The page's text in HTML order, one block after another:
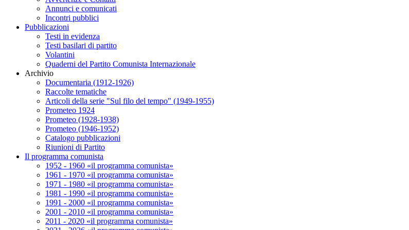
Annunci e comunicati
Incontri pubblici
Pubblicazioni
Testi in evidenza
Testi basilari di partito
Volantini
Quaderni del Partito Comunista Internazionale
Archivio
Documentaria (1912-1926)
Raccolte tematiche
Articoli della serie "Sul filo del tempo" (1949-1955)
Prometeo 1924
Prometeo (1928-1938)
Prometeo (1946-1952)
Catalogo pubblicazioni
Riunioni di Partito
Il programma comunista
1952 - 1960 «il programma comunista»
1961 - 1970 «il programma comunista»
1971 - 1980 «il programma comunista»
1981 - 1990 «il programma comunista»
1991 - 2000 «il programma comunista»
2001 - 2010 «il programma comunista»
2011 - 2020 «il programma comunista»